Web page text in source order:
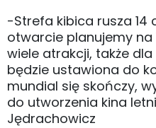
-Strefa kibica rusza 14
otwarcie planujemy na
wiele atrakcji, także
będzie ustawiona do
mundial się skończy,
do utworzenia kina
Jędrachowicz